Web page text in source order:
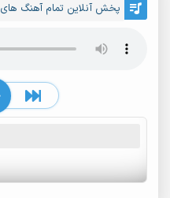
پخش آنلاین تمام آهنگ های